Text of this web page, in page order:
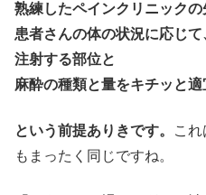
熟練したペインクリニックの
患者さんの体の状況に応じて
注射する部位と
麻酔の種類と量をキチッと適
という前提ありきです。
こ
もまったく同じですね。